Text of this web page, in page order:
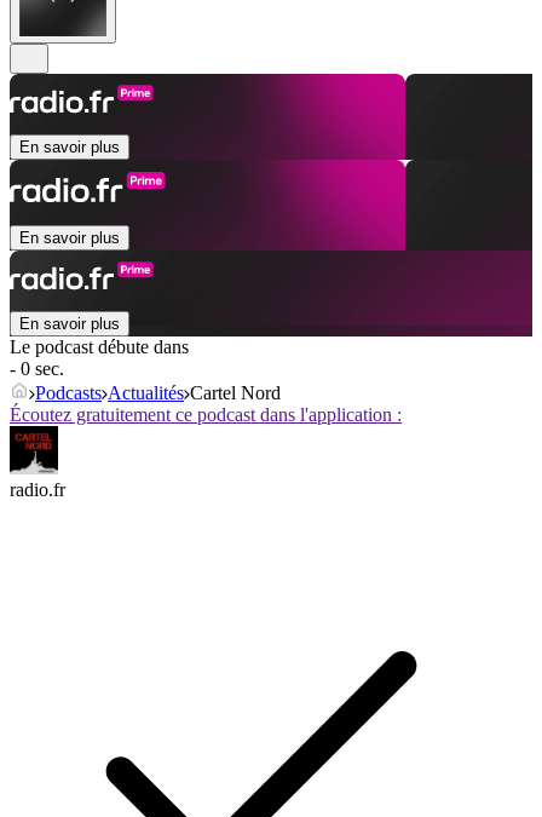
En savoir plus
En savoir plus
En savoir plus
Le podcast débute dans
- 0 sec.
Podcasts Actualités Cartel Nord
Écoutez gratuitement ce podcast dans l'application :
radio.fr